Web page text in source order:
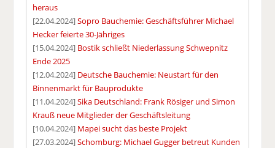
heraus
[22.04.2024]Sopro Bauchemie: Geschäftsführer Michael
Hecker feierte 30-Jähriges
[15.04.2024] Bostik schließt Niederlassung Schwepnitz
Ende 2025
[12.04.2024] Deutsche Bauchemie: Neustart für den
Binnenmarkt für Bauprodukte
[11.04.2024]Sika Deutschland: Frank Rösiger und Simon
Krauß neue Mitglieder der Geschäftsleitung
[10.04.2024] Mapei sucht das beste Projekt
[27.03.2024]Schomburg: Michael Gugger betreut Kunden